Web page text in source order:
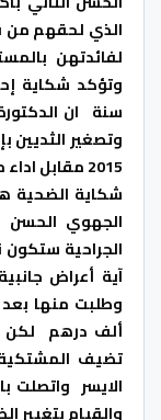
الذي لحقهم من
لفائدتهن
سنة ان
وتصغير الثديين
شكاية الضحية
الجهوي الحسن
الجراحية
آية أعراض
وطلبت منها
ألف درهم لكن
تضيف
الايسر واتصلت
والقيام